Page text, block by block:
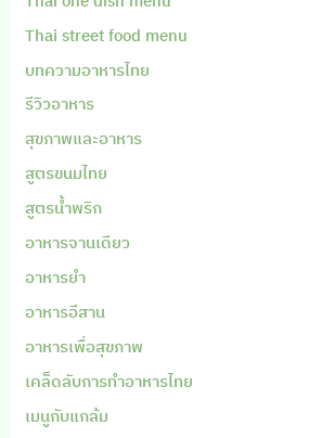
Thai street food menu
บทความอาหารไทย
รีวิวอาหาร
สุขภาพและอาหาร
สูตรขนมไทย
สูตรน้ำพริก
อาหารจานเดียว
อาหารยำ
อาหารอีสาน
อาหารเพื่อสุขภาพ
เคล็ดลับการทำอาหารไทย
เมนูกับแกล้ม